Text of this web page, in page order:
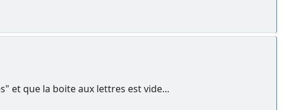
et que la boite aux lettres est vide...